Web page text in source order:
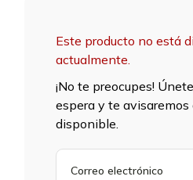
Este producto no está
actualmente.
¡No te preocupes!
espera y te avisaremos
disponible.